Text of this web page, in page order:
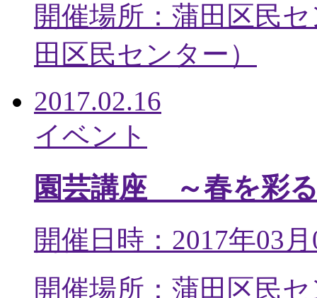
開催場所：蒲田区民
田区民センター ）
2017.02.16
イベント
園芸講座 ～春を彩
開催日時：2017年03
開催場所：蒲田区民